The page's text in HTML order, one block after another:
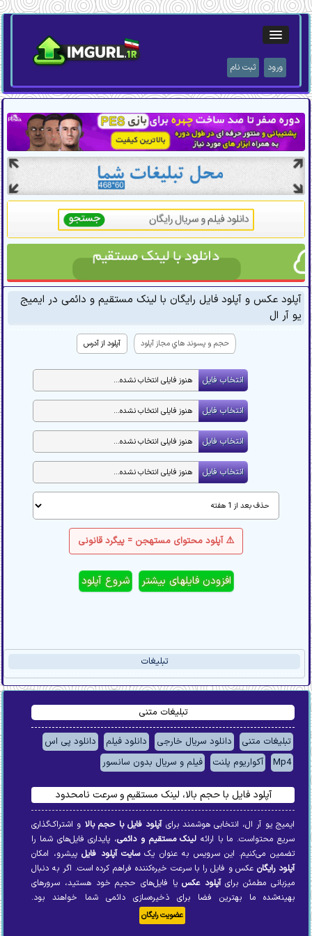
ورود ثبت نام
آپلود عکس و آپلود فایل رایگان با لینک مستقیم و دائمی در ایمیج
یو آر ال
حجم و پسوند هاي مجاز آپلود آپلود از آدرس
⚠️ آپلود محتوای مستهجن = پیگرد قانونی
تبليغات
تبلیغات متنی
تبلیغات متنی دانلود سریال خارجی دانلود فیلم
دانلود پی اس
Mp4
آکواریوم پلنت فیلم و سریال بدون سانسور
آپلود فایل با حجم بالا، لینک مستقیم و سرعت نامحدود
ایمیج یو آر ال، انتخابی هوشمند برایآپلود فایل با حجم بالا و اشتراک‌گذاری
سریع محتواست. ما با ارائه لینک مستقیم و دائمی، پایداری فایل‌های شما را
تضمین می‌کنیم. این سرویس به عنوان یکسایت آپلود فایلپیشرو، امکان
آپلود رایگانعکس و فایل را با سرعت خیره‌کننده فراهم کرده است. اگر به دنبال
میزبانی مطمئن برایآپلود عکسیا فایل‌های حجیم خود هستید، سرورهای
بهینه‌شده ما بهترین فضا برای ذخیره‌سازی دائمی شما خواهند بود.
عضویت رایگان